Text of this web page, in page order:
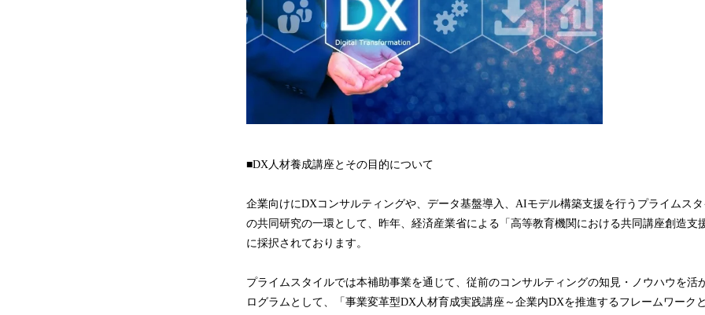
■DX人材養成講座とその目的について
企業向けにDXコンサルティングや、データ基盤導入、AIモデル構築支援を行うプライムス
の共同研究の一環として、昨年、経済産業省による「高等教育機関における共同講座創造支
に採択されております。
プライムスタイルでは本補助事業を通じて、従前のコンサルティングの知見・ノウハウを活
ログラムとして、「事業変革型DX人材育成実践講座～企業内DXを推進するフレームワーク